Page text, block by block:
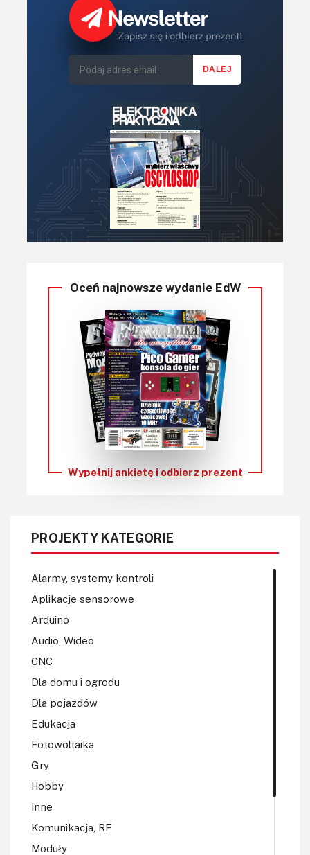
Oceń najnowsze wydanie EdW
Wypełnij ankietę i odbierz prezent
PROJEKTY KATEGORIE
Alarmy, systemy kontroli
Aplikacje sensorowe
Arduino
Audio, Wideo
CNC
Dla domu i ogrodu
Dla pojazdów
Edukacja
Fotowoltaika
Gry
Hobby
Inne
Komunikacja, RF
Moduły